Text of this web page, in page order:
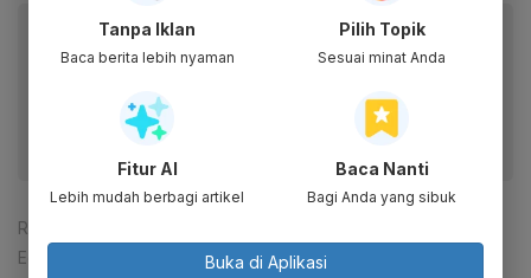
Baca artikel ini lewat aplikasi mobile.
Dapatkan pengalaman membaca lebih nyaman dan nikmati
fitur menarik lainnya lewat aplikasi mobile Katadata.
Reporter:
Editor:
Ira Guslina Sufa
Tanpa Iklan
Baca berita lebih nyaman
Pilih Topik
Sesuai minat Anda
Fitur AI
Lebih mudah berbagi artikel
Baca Nanti
Bagi Anda yang sibuk
Buka di Aplikasi